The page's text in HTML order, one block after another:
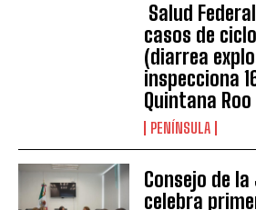
Salud
casos de
(diarrea
inspecciona
Quintana Roo
PENÍNSULA
Consejo de
celebra